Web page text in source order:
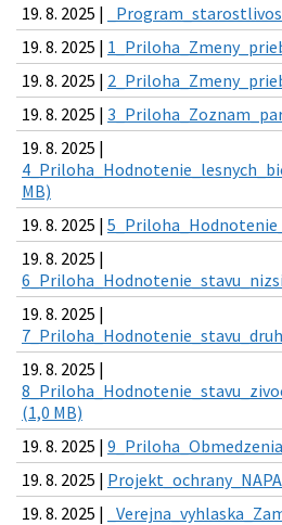
19. 8. 2025 |
19. 8. 2025 |
19. 8. 2025 |
19. 8. 2025 |
19. 8. 2025 |
MB)
19. 8. 2025 |
19. 8. 2025 |
19. 8. 2025 |
19. 8. 2025 |
(1,0 MB)
19. 8. 2025 |
19. 8. 2025 |
19. 8. 2025 |